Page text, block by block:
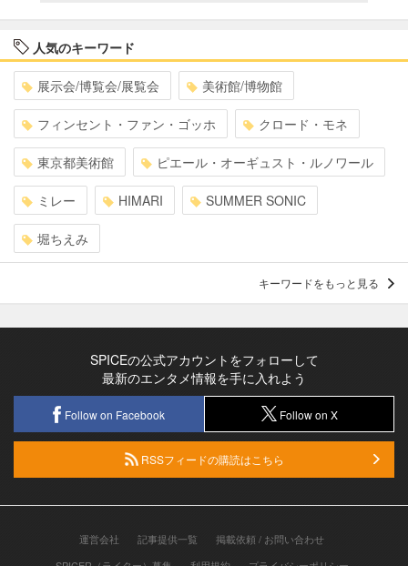
人気のキーワード
展示会/博覧会/展覧会 美術館/博物館
フィンセント・ファン・ゴッホ クロード・モネ
東京都美術館 ピエール・オーギュスト・ルノワール
ミレー HIMARI SUMMER SONIC
堀ちえみ
キーワードをもっと見る
SPICEの公式アカウントをフォローして
最新のエンタメ情報を手に入れよう
Follow on Facebook Follow on X
RSSフィードの購読はこちら
運営会社 記事提供一覧
掲載依頼 / お問い合わせ